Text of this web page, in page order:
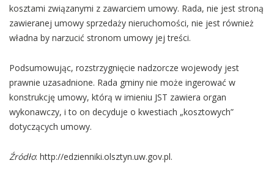
kosztami związanymi z zawarciem umowy. Rada, nie jest stroną
zawieranej umowy sprzedaży nieruchomości, nie jest również
władna by narzucić stronom umowy jej treści.
Podsumowując, rozstrzygnięcie nadzorcze wojewody jest
prawnie uzasadnione. Rada gminy nie może ingerować w
konstrukcję umowy, którą w imieniu JST zawiera organ
wykonawczy, i to on decyduje o kwestiach „kosztowych”
dotyczących umowy.
Źródło: http://edzienniki.olsztyn.uw.gov.pl.